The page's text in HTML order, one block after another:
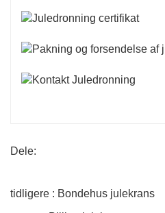
Dele:
tidligere : Bondehus julekrans